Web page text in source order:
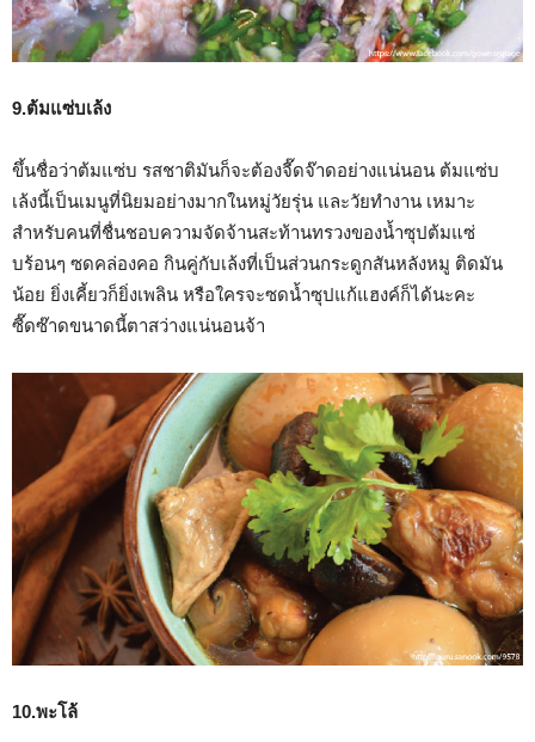
9.ต้มแซ่บเล้ง
ขึ้นชื่อว่าต้มแซ่บ รสชาติมันก็จะต้องจี๊ดจ๊าดอย่างแน่นอน ต้มแซ่บ
เล้งนี้เป็นเมนูที่นิยมอย่างมากในหมู่วัยรุ่น และวัยทำงาน เหมาะ
สำหรับคนที่ชื่นชอบความจัดจ้านสะท้านทรวงของน้ำซุปต้มแซ่
บร้อนๆ ซดคล่องคอ กินคู่กับเล้งที่เป็นส่วนกระดูกสันหลังหมู ติดมัน
น้อย ยิ่งเคี้ยวก็ยิ่งเพลิน หรือใครจะซดน้ำซุปแก้แฮงค์ก็ได้นะคะ
ซี๊ดซ๊าดขนาดนี้ตาสว่างแน่นอนจ้า
10.พะโล้